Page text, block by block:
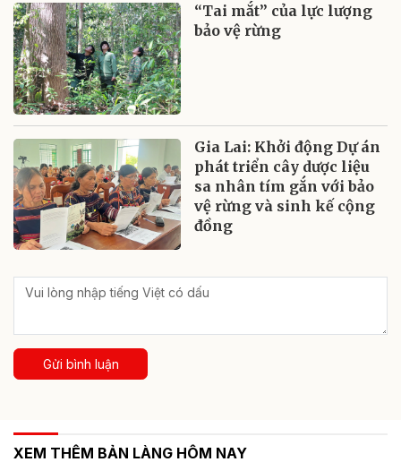
“Tai mắt” của lực lượng
bảo vệ rừng
Gia Lai: Khởi động Dự án
phát triển cây dược liệu
sa nhân tím gắn với bảo
vệ rừng và sinh kế cộng
đồng
Gửi bình luận
XEM THÊM BẢN LÀNG HÔM NAY